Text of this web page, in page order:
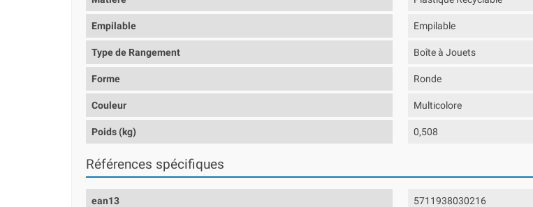
Empilable Empilable
Type de Rangement Boîte à Jouets
Forme Ronde
Couleur Multicolore
Poids (kg) 0,508
Références spécifiques
ean13 5711938030216